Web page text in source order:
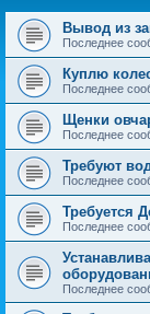
Вывод из
Последнее
Куплю
Последнее
Щенки
Последнее
Требуют
Последнее
Требуется
Последнее
Последнее